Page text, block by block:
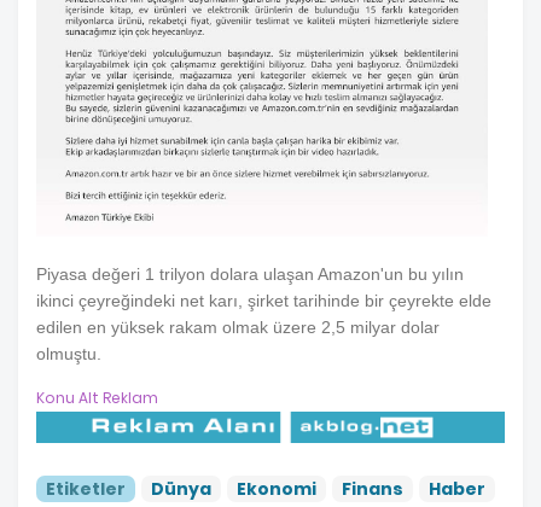
Piyasa değeri 1 trilyon dolara ulaşan Amazon'un bu yılın
ikinci çeyreğindeki net karı, şirket tarihinde bir çeyrekte elde
edilen en yüksek rakam olmak üzere 2,5 milyar dolar
olmuştu.
Konu Alt Reklam
Etiketler Dünya Ekonomi Finans
Haber